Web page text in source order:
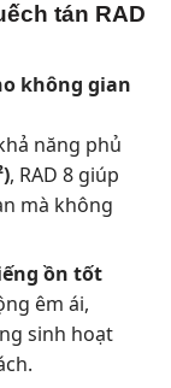
tán RAD
không gian
năng phủ
, RAD 8 giúp
mà không
ồn tốt
êm ái,
sinh hoạt